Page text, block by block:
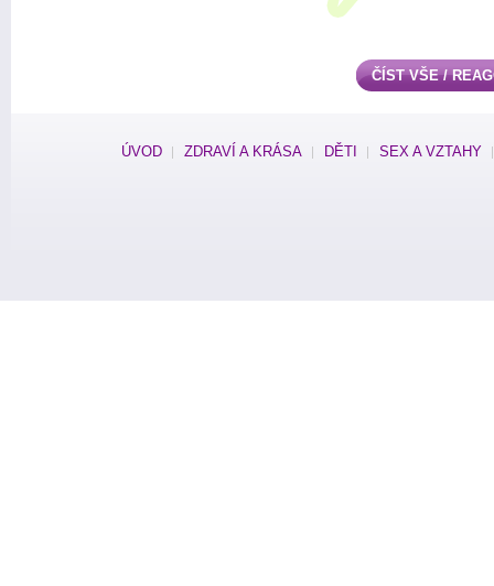
ČÍST VŠE /
ÚVOD ZDRAVÍ A KRÁSA DĚTI SEX A VZTAHY